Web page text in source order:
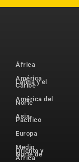
África
América
Latina y el
Caribe
América del
Norte
Asia-
Pacífico
Europa
Medio
Oriente y
Norte de
África